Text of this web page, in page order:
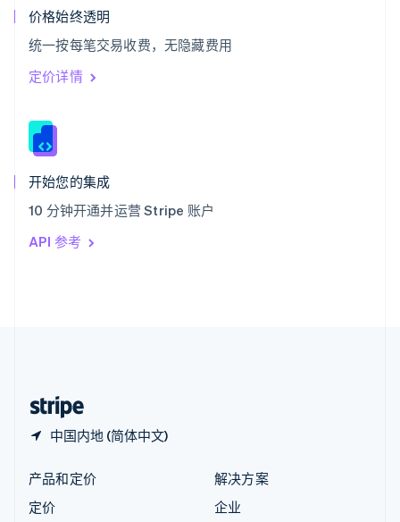
价格始终透明
统一按每笔交易收费，无隐藏费用
定价详情
开始您的集成
10 分钟开通并运营 Stripe 账户
API 参考
中国内地 (简体中文)
希腊
English
西班牙
Español
新加坡
新西兰
匈牙利
English
ItalianoEnglish
印度
English
产品和定价
定价
解决方案
企业